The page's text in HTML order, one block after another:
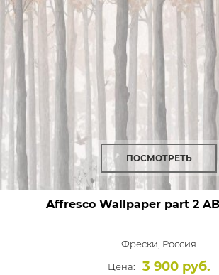
ПОСМОТРЕТЬ
Affresco Wallpaper part 2
Фрески, Россия
Цена:
3 900 руб.